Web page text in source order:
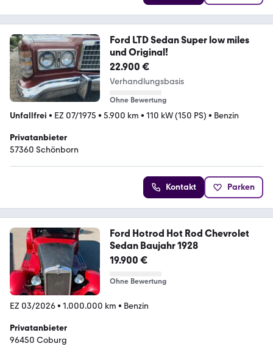
Ford LTD Sedan Super low miles
und Original!
22.900 €
Verhandlungsbasis
Ohne Bewertung
Unfallfrei • EZ 07/1975 • 5.900 km • 110 kW (150 PS) • Benzin
Privatanbieter
57360 Schönborn
Kontakt Parken
Ford Hotrod Hot Rod Chevrolet
Sedan Baujahr 1928
19.900 €
Ohne Bewertung
EZ 03/2026• 1.000.000 km • Benzin
Privatanbieter
96450 Coburg